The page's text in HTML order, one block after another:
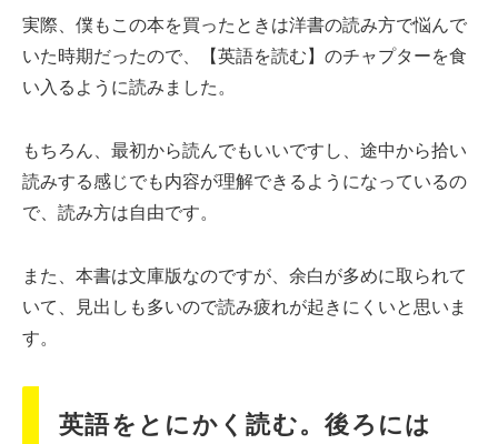
実際、僕もこの本を買ったときは洋書の読み方で悩んで
いた時期だったので、【英語を読む】のチャプターを食
い入るように読みました。
もちろん、最初から読んでもいいですし、途中から拾い
読みする感じでも内容が理解できるようになっているの
で、読み方は自由です。
また、本書は文庫版なのですが、余白が多めに取られて
いて、見出しも多いので読み疲れが起きにくいと思いま
す。
英語をとにかく読む。後ろには